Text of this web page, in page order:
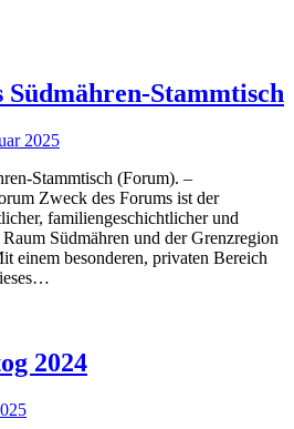
Südmähren-Stammtisch
2025
Stammtisch (Forum). –
Zweck des Forums ist der
familiengeschichtlicher und
Südmähren und der Grenzregion
einem besonderen, privaten Bereich
2024